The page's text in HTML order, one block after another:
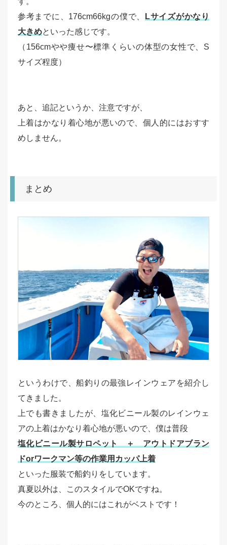
参考までに、176cm66kgの僕で、
Lサイズがかなり
大きめといった感じです。
（156cmやや痩せ〜標準くらいの体型の女性で、S
サイズ程度）
あと、追記というか、注意ですが、
上着はかなり着心地が悪いので、個人的にはおすす
めしません。
まとめ
というわけで、船釣りの最強レインウェアを紹介し
てきました。
上でも書きましたが、塩化ビニール製のレインウェ
アの上着はかなり着心地が悪いので、僕は普段
塩化ビニール製サロペット ＋ アウトドアブラン
ドorワークマン等の作業用カッパ上着
といった服装で船釣りをしています。
真夏以外は、このスタイルでOKですね。
今のところ、個人的にはこれがベストです！